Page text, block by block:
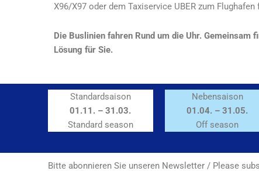
X96/X97 oder dem Taxiservice UBER zum Flughafen
Die Buslinien fahren Rund um die Uhr. Gemeinsam
Lösung für Sie.
Standardsaison
01.11. – 31.03.
Standard season
Nebensaison
01.04. – 31.05.
Off season
Bitte abonnieren Sie unseren Newsletter / Please